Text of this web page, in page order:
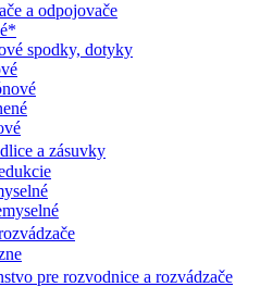
a odpojovače
spodky, dotyky
a zásuvky
pre rozvodnice a rozvádzače